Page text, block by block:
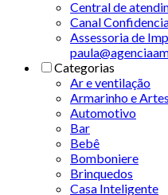
Central de
Canal
Assessoria de
Categorias
Ar e ventilação
Armarinho e
Automotivo
Bar
Bebê
Bomboniere
Brinquedos
Casa Inteligente